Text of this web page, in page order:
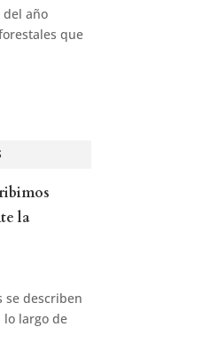
del año
que
la
se describen
lo largo de